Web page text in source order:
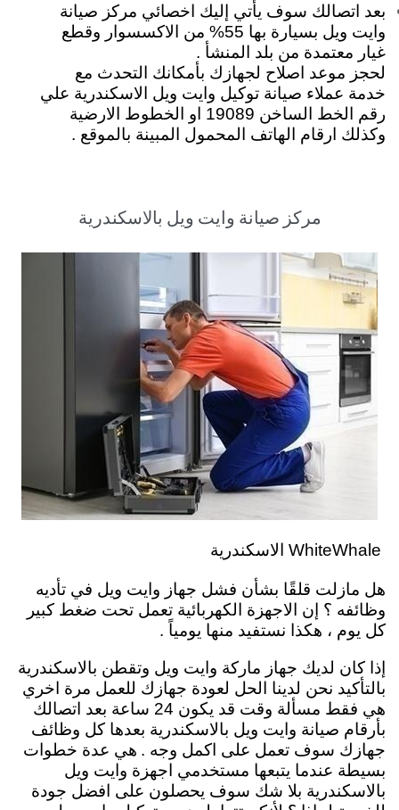
بعد اتصالك سوف يأتي إليك اخصائي مركز صيانة
وايت ويل بسيارة بها 55% من الاكسسوار وقطع
غيار معتمدة من بلد المنشأ .
لحجز موعد اصلاح لجهازك بأمكانك التحدث مع
خدمة عملاء صيانة توكيل وايت ويل الاسكندرية علي
رقم الخط الساخن 19089 او الخطوط الارضية
وكذلك ارقام الهاتف المحمول المبينة بالموقع .
مركز صيانة وايت ويل بالاسكندرية
هل مازلت قلقًا بشأن فشل جهاز وايت ويل في تأديه
وظائفه ؟ إن الاجهزة الكهربائية تعمل تحت ضغط كبير
كل يوم ، هكذا نستفيد منها يومياً .
إذا كان لديك جهاز ماركة وايت ويل وتقطن بالاسكندرية
بالتأكيد نحن لدينا الحل لعودة جهازك للعمل مرة اخري
هي فقط مسألة وقت قد يكون 24 ساعة بعد اتصالك
بأرقام صيانة وايت ويل بالاسكندرية بعدها كل وظائف
جهازك سوف تعمل على اكمل وجه . هي عدة خطوات
بسيطة عندما يتبعها مستخدمي اجهزة وايت ويل
بالاسكندرية بلا شك سوف يحصلون على افضل جودة